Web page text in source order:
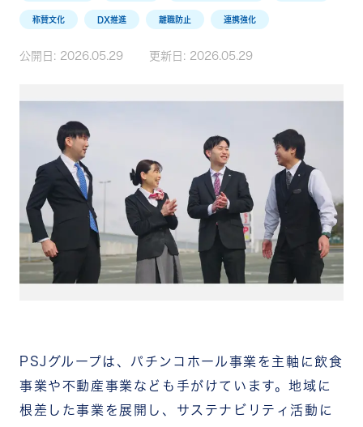
称賛文化 DX推進 離職防止 連携強化
公開日: 2026.05.29 更新日: 2026.05.29
PSJグループは、パチンコホール事業を主軸に飲食
事業や不動産事業なども手がけています。地域に
根差した事業を展開し、サステナビリティ活動に